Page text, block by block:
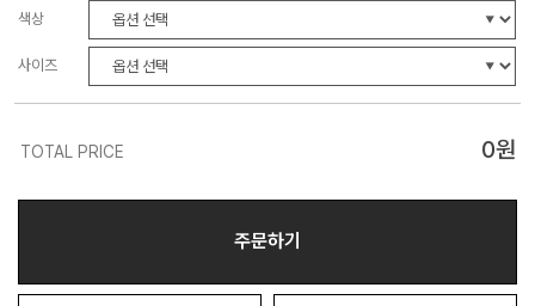
색상
사이즈
TOTAL PRICE 0원
주문하기